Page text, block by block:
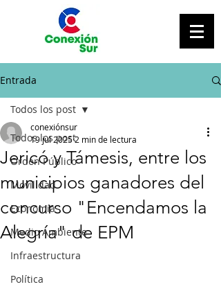
Entrada
Todos los post
Orden Público
Movilidad
Economía
Medio Ambiente
Infraestructura
Política
Todos los post
Jericó y Támesis, entre los
municipios ganadores del
concurso "Encendamos la
Alegría" de EPM
conexiónsur
19 jul 20252 min de lectura